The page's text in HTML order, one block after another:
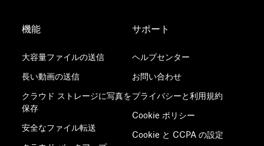
機能
大容量ファイルの送信
長い動画の送信
クラウド ストレージに写真を
保存
安全なファイル転送
サポート
ヘルプセンター
お問い合わせ
プライバシーと利用規約
Cookie ポリシー
Cookie と CCPA の設定